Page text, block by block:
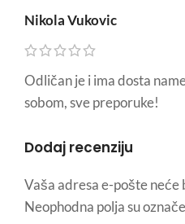
Nikola Vukovic
Odličan je i ima dosta
sobom, sve preporuke!
Dodaj recenziju
Vaša adresa e-pošte neće
Neophodna polja su